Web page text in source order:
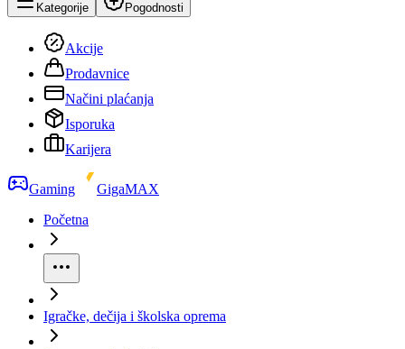
Kategorije Pogodnosti
Akcije
Prodavnice
Načini plaćanja
Isporuka
Karijera
Gaming
GigaMAX
Početna
Igračke, dečija i školska oprema